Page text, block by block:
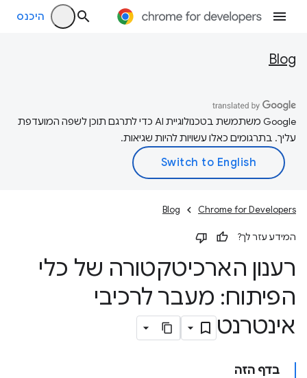
היכנס
Blog
‫Google משתמשת בטכנולוגיית AI כדי לתרגם תוכן לשפה המועדפת
עליך. בתרגומים כאלו עשויות להיות שגיאות.
Chrome for Developers
Blog
המידע עזר לך?
רענון הארכיטקטורה של כלי
הפיתוח: מעבר לרכיבי
אינטרנט
בדף הזה